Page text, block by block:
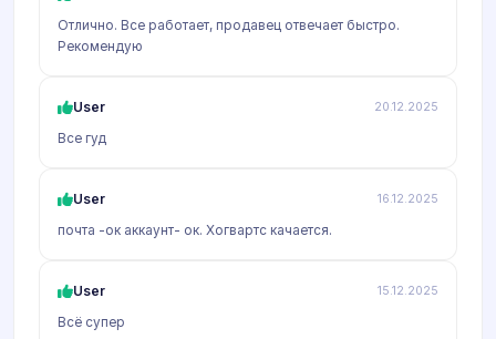
Отлично. Все работает, продавец отвечает быстро.
Рекомендую
User 20.12.2025
Все гуд
User 16.12.2025
почта -ок аккаунт- ок. Хогвартс качается.
User 15.12.2025
Всё супер